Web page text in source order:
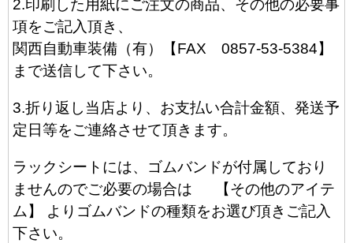
2.印刷した用紙にご注文の商品、その他の必要事
項をご記入頂き、
関西自動車装備（有）【FAX 0857-53-5384】
まで送信して下さい。
3.折り返し当店より、お支払い合計金額、発送予
定日等をご連絡させて頂きます。
ラックシートには、ゴムバンドが付属しており
ませんのでご必要の場合は 【その他のアイテ
ム】 よりゴムバンドの種類をお選び頂きご記入
下さい。